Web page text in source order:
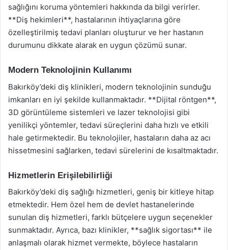
sağlığını koruma yöntemleri hakkında da bilgi verirler.
**Diş hekimleri**, hastalarının ihtiyaçlarına göre
özelleştirilmiş tedavi planları oluşturur ve her hastanın
durumunu dikkate alarak en uygun çözümü sunar.
Modern Teknolojinin Kullanımı
Bakırköy’deki diş klinikleri, modern teknolojinin sunduğu
imkanları en iyi şekilde kullanmaktadır. **Dijital röntgen**,
3D görüntüleme sistemleri ve lazer teknolojisi gibi
yenilikçi yöntemler, tedavi süreçlerini daha hızlı ve etkili
hale getirmektedir. Bu teknolojiler, hastaların daha az acı
hissetmesini sağlarken, tedavi sürelerini de kısaltmaktadır.
Hizmetlerin Erişilebilirliği
Bakırköy’deki diş sağlığı hizmetleri, geniş bir kitleye hitap
etmektedir. Hem özel hem de devlet hastanelerinde
sunulan diş hizmetleri, farklı bütçelere uygun seçenekler
sunmaktadır. Ayrıca, bazı klinikler, **sağlık sigortası** ile
anlaşmalı olarak hizmet vermekte, böylece hastaların